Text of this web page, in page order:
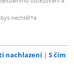
nechtěl*a
nachlazení
S čím